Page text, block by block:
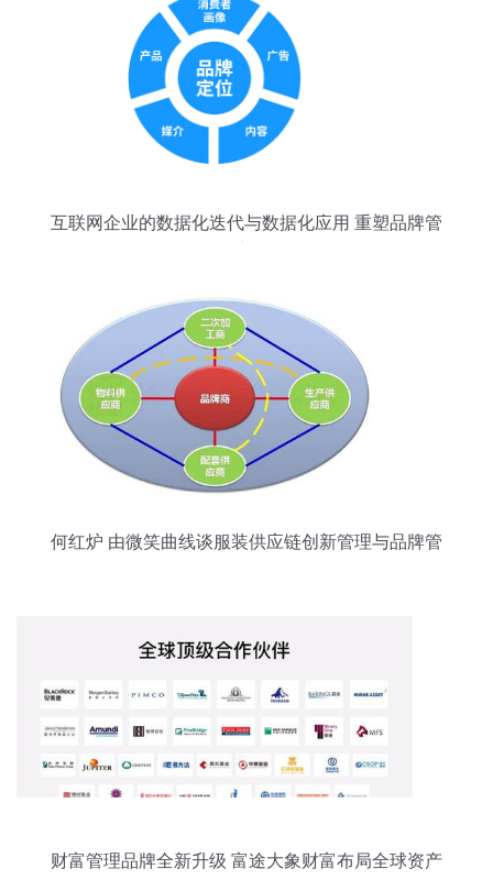
互联网企业的数据化迭代与数据化应用 重塑品牌管
何红炉 由微笑曲线谈服装供应链创新管理与品牌管
财富管理品牌全新升级 富途大象财富布局全球资产